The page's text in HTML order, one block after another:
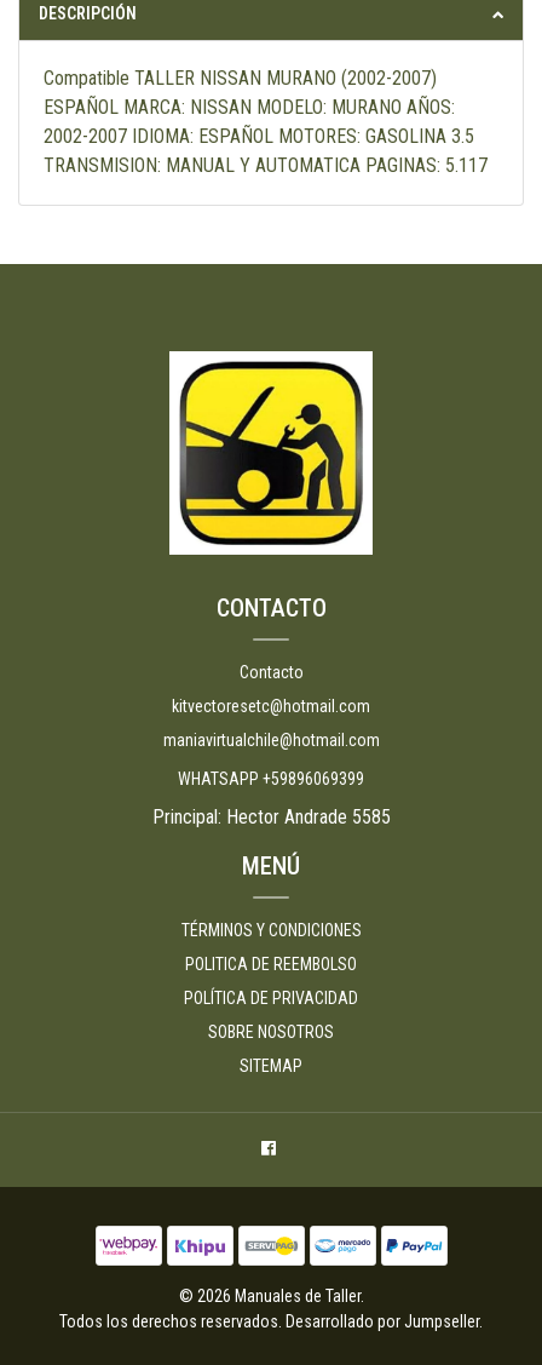
DESCRIPCIÓN
Compatible TALLER NISSAN MURANO (2002-2007)
ESPAÑOL MARCA: NISSAN MODELO: MURANO AÑOS:
2002-2007 IDIOMA: ESPAÑOL MOTORES: GASOLINA 3.5
TRANSMISION: MANUAL Y AUTOMATICA PAGINAS: 5.117
CONTACTO
Contacto
kitvectoresetc@hotmail.com
maniavirtualchile@hotmail.com
WHATSAPP +59896069399
Principal: Hector Andrade 5585
MENÚ
TÉRMINOS Y CONDICIONES
POLITICA DE REEMBOLSO
POLÍTICA DE PRIVACIDAD
SOBRE NOSOTROS
SITEMAP
© 2026 Manuales de Taller.
Todos los derechos reservados. Desarrollado por Jumpseller.